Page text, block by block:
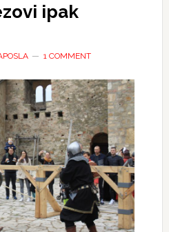
ipak
1 COMMENT